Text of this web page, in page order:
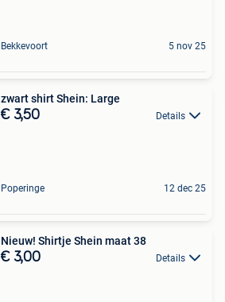
Bekkevoort 5 nov 25
zwart shirt Shein: Large
€ 3,50 Details
Poperinge 12 dec 25
Nieuw! Shirtje Shein maat 38
€ 3,00 Details